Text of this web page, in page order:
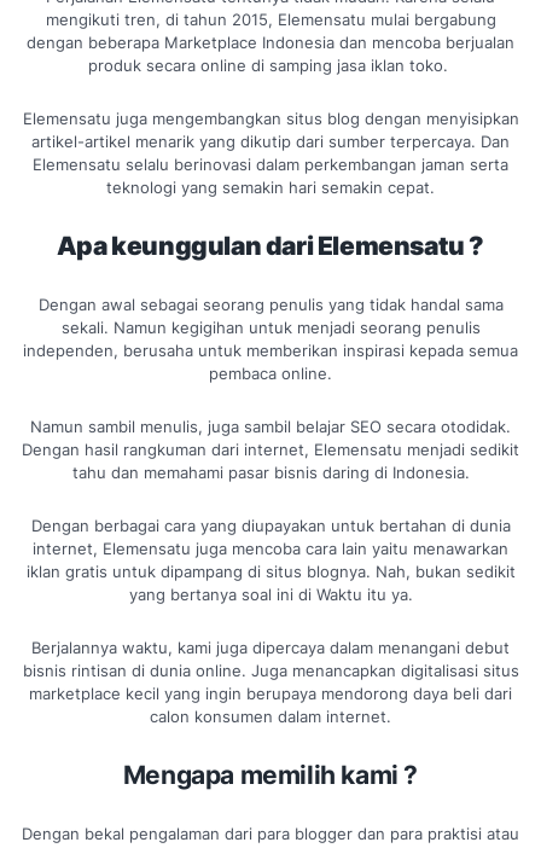
mengikuti tren, di tahun 2015, Elemensatu mulai bergabung
dengan beberapa Marketplace Indonesia dan mencoba berjualan
produk secara online di samping jasa iklan toko.
Elemensatu juga mengembangkan situs blog dengan menyisipkan
artikel-artikel menarik yang dikutip dari sumber terpercaya. Dan
Elemensatu selalu berinovasi dalam perkembangan jaman serta
teknologi yang semakin hari semakin cepat.
Apa keunggulan dari Elemensatu ?
Dengan awal sebagai seorang penulis yang tidak handal sama
sekali. Namun kegigihan untuk menjadi seorang penulis
independen, berusaha untuk memberikan inspirasi kepada semua
pembaca online.
Namun sambil menulis, juga sambil belajar SEO secara otodidak.
Dengan hasil rangkuman dari internet, Elemensatu menjadi sedikit
tahu dan memahami pasar bisnis daring di Indonesia.
Dengan berbagai cara yang diupayakan untuk bertahan di dunia
internet, Elemensatu juga mencoba cara lain yaitu menawarkan
iklan gratis untuk dipampang di situs blognya. Nah, bukan sedikit
yang bertanya soal ini di Waktu itu ya.
Berjalannya waktu, kami juga dipercaya dalam menangani debut
bisnis rintisan di dunia online. Juga menancapkan digitalisasi situs
marketplace kecil yang ingin berupaya mendorong daya beli dari
calon konsumen dalam internet.
Mengapa memilih kami ?
Dengan bekal pengalaman dari para blogger dan para praktisi atau